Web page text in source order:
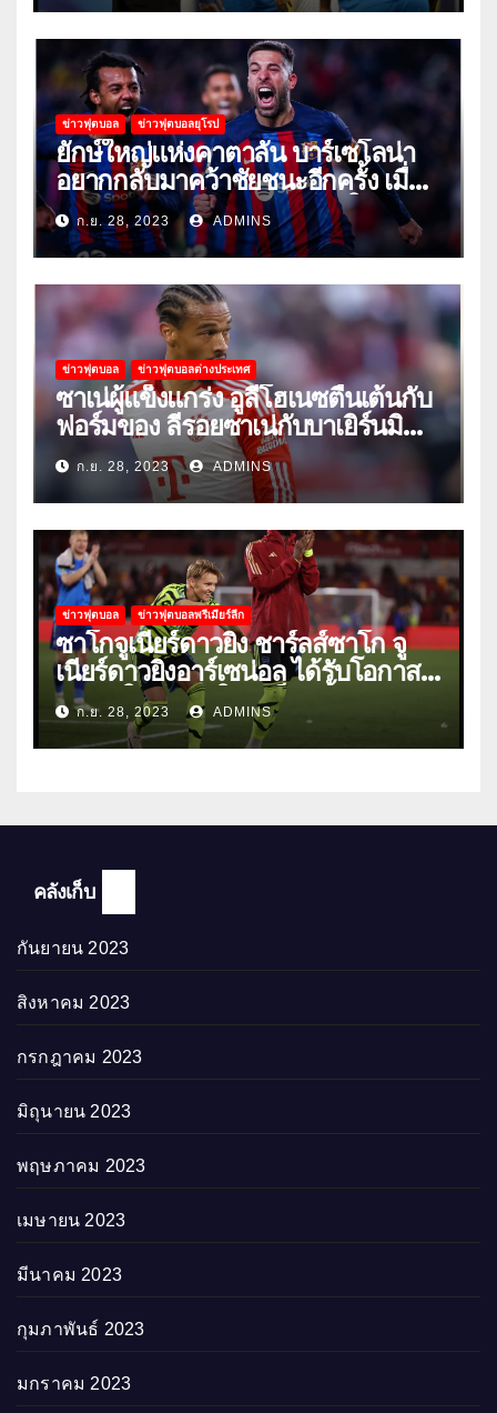
ข่าวฟุตบอล ข่าวฟุตบอลยุโรป
ยักษ์ใหญ่แห่งคาตาลัน บาร์เซโลน่า
อยากกลับมาคว้าชัยชนะอีกครั้ง เมื่อ
พวกเขาเปิดบ้านรับมือเซบีย่าในลีก
ก.ย. 28, 2023 ADMINS
ข่าวฟุตบอล ข่าวฟุตบอลต่างประเทศ
ซาเน่ผู้แข็งแกร่ง อูลี่โฮเนซตื่นเต้นกับ
ฟอร์มของ ลีรอยซาเน่กับบาเยิร์นมิ
วนิคก.ย. 28, 2023 ADMINS
ข่าวฟุตบอล ข่าวฟุตบอลพรีเมียร์ลีก
ซาโกจูเนียร์ดาวยิง ชาร์ลส์ซาโก จู
เนียร์ดาวยิงอาร์เซน่อล ได้รับโอกาส
ลงเล่นให้ทีมชุดใหญ่เป็นครั้งแรก
ก.ย. 28, 2023 ADMINS
คลังเก็บ
กันยายน 2023
สิงหาคม 2023
กรกฎาคม 2023
มิถุนายน 2023
พฤษภาคม 2023
เมษายน 2023
มีนาคม 2023
กุมภาพันธ์ 2023
มกราคม 2023